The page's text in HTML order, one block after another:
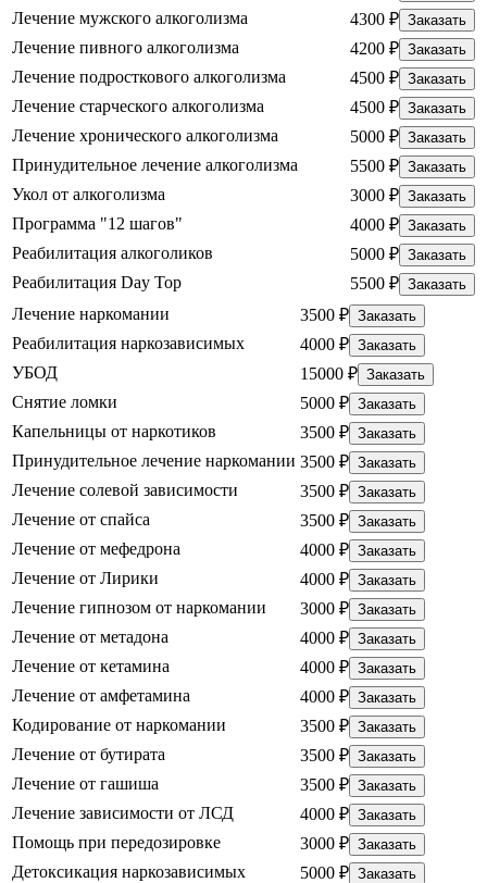
Лечение мужского алкоголизма 4300 ₽ Заказать
Лечение пивного алкоголизма 4200 ₽ Заказать
Лечение подросткового алкоголизма 4500 ₽ Заказать
Лечение старческого алкоголизма 4500 ₽ Заказать
Лечение хронического алкоголизма 5000 ₽ Заказать
Принудительное лечение алкоголизма 5500 ₽ Заказать
Укол от алкоголизма 3000 ₽ Заказать
Программа "12 шагов" 4000 ₽ Заказать
Реабилитация алкоголиков 5000 ₽ Заказать
Реабилитация Day Top 5500 ₽ Заказать
Лечение наркомании 3500 ₽ Заказать
Реабилитация наркозависимых 4000 ₽ Заказать
УБОД 15000 ₽ Заказать
Снятие ломки 5000 ₽ Заказать
Капельницы от наркотиков 3500 ₽ Заказать
Принудительное лечение наркомании 3500 ₽ Заказать
Лечение солевой зависимости 3500 ₽ Заказать
Лечение от спайса 3500 ₽ Заказать
Лечение от мефедрона 4000 ₽ Заказать
Лечение от Лирики 4000 ₽ Заказать
Лечение гипнозом от наркомании 3000 ₽ Заказать
Лечение от метадона 4000 ₽ Заказать
Лечение от кетамина 4000 ₽ Заказать
Лечение от амфетамина 4000 ₽ Заказать
Кодирование от наркомании 3500 ₽ Заказать
Лечение от бутирата 3500 ₽ Заказать
Лечение от гашиша 3500 ₽ Заказать
Лечение зависимости от ЛСД 4000 ₽ Заказать
Помощь при передозировке 3000 ₽ Заказать
Детоксикация наркозависимых 5000 ₽ Заказать